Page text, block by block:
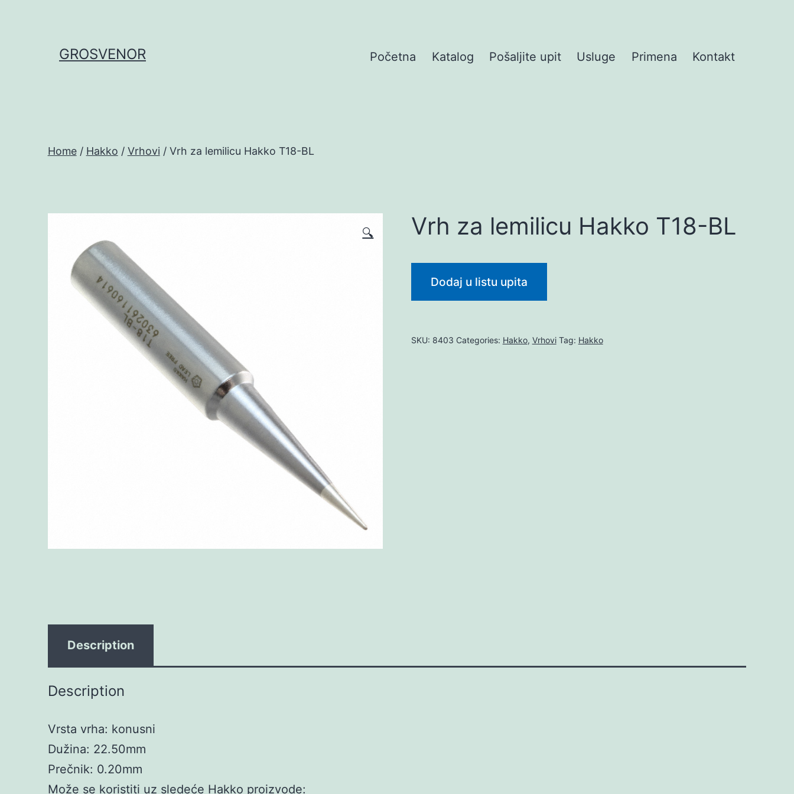
GROSVENOR Početna Katalog Pošaljite upit Usluge Primena Kontakt
Home/ Hakko / Vrhovi / Vrh za lemilicu Hakko T18-BL
🔍 Vrh za lemilicu Hakko T18-BL
Dodaj u listu upita
SKU: 8403 Categories: Hakko, Vrhovi Tag: Hakko
Description
Description
Vrsta vrha: konusni
Dužina: 22.50mm
Prečnik: 0.20mm
Može se koristiti uz sledeće Hakko proizvode: